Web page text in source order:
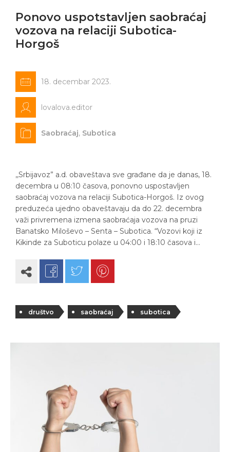
Ponovo uspotstavljen saobraćaj
vozova na relaciji Subotica-
Horgoš
18. decembar 2023.
lovalova.editor
Saobraćaj, Subotica
,,Srbijavoz” a.d. obaveštava sve građane da je danas, 18.
decembra u 08:10 časova, ponovno uspostavljen
saobraćaj vozova na relaciji Subotica-Horgoš. Iz ovog
preduzeća ujedno obaveštavaju da do 22. decembra
važi privremena izmena saobraćaja vozova na pruzi
Banatsko Miloševo – Senta – Subotica. “Vozovi koji iz
Kikinde za Suboticu polaze u 04:00 i 18:10 časova i…
društvo saobraćaj subotica